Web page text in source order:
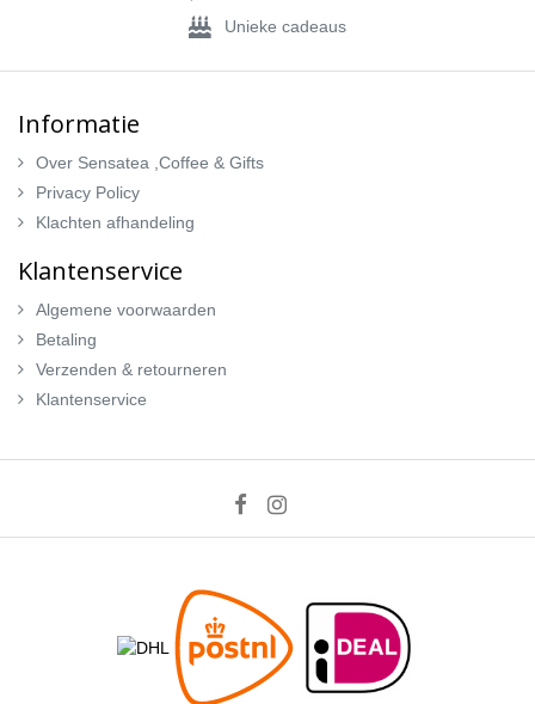
Unieke cadeaus
Informatie
Over Sensatea ,Coffee & Gifts
Privacy Policy
Klachten afhandeling
Klantenservice
Algemene voorwaarden
Betaling
Verzenden & retourneren
Klantenservice